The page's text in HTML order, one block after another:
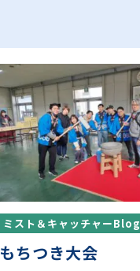
ミスト＆キャッチャーBlog
もちつき大会